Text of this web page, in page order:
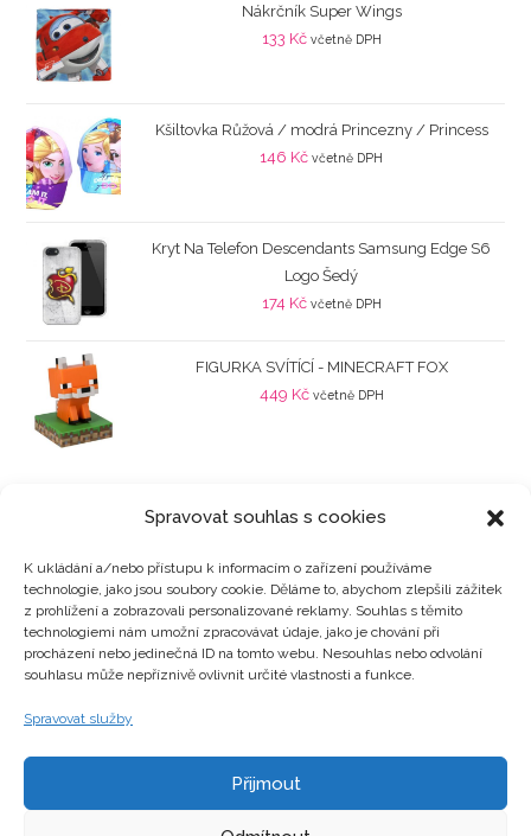
Spravovat souhlas s cookies
K ukládání a/nebo přístupu k informacím o zařízení používáme
technologie, jako jsou soubory cookie. Děláme to, abychom zlepšili zážitek
z prohlížení a zobrazovali personalizované reklamy. Souhlas s těmito
technologiemi nám umožní zpracovávat údaje, jako je chování při
procházení nebo jedinečná ID na tomto webu. Nesouhlas nebo odvolání
souhlasu může nepříznivě ovlivnit určité vlastnosti a funkce.
Spravovat služby
Přijmout
Nákrčník Super Wings
133 Kč včetně DPH
Kšiltovka Růžová / modrá Princezny / Princess
146 Kč včetně DPH
Kryt Na Telefon Descendants Samsung Edge S6
Logo Šedý
174 Kč včetně DPH
FIGURKA SVÍTÍCÍ - MINECRAFT FOX
449 Kč včetně DPH
Kategorie produktů
Zajímavosti